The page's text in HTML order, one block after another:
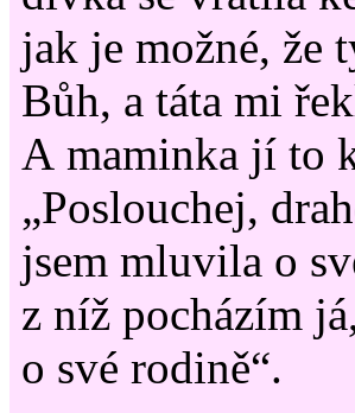
jak je možné, že
Bůh, a táta mi
A maminka jí to
„Poslouchej,
jsem mluvila o
z níž pocházím
o své rodině“.